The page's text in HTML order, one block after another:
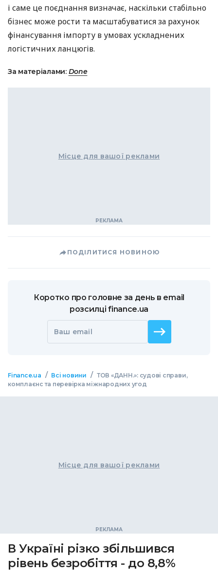
і саме це поєднання визначає, наскільки стабільно
бізнес може рости та масштабуватися за рахунок
фінансування імпорту в умовах ускладнених
логістичних ланцюгів.
За матеріалами: Done
Місце для вашої реклами
ПОДІЛИТИСЯ НОВИНОЮ
Коротко про головне за день в email
розсилці finance.ua
Ваш email
Finance.ua / Всі новини / ТОВ «ДАНН.»: судові справи,
комплаєнс та перевірка міжнародних угод
Місце для вашої реклами
В Україні різко збільшився
рівень безробіття - до 8,8%